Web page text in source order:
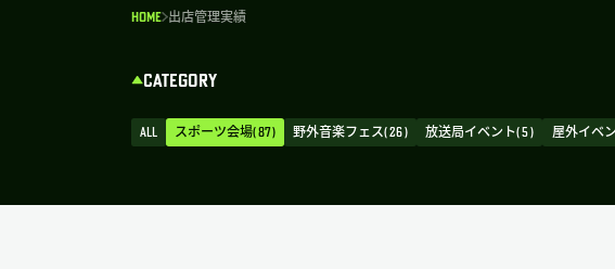
HOME 出店管理実績
CATEGORY
ALL スポーツ会場( 87 ) 野外音楽フェス( 26 ) 放送局イベント( 5 ) 屋外イベ